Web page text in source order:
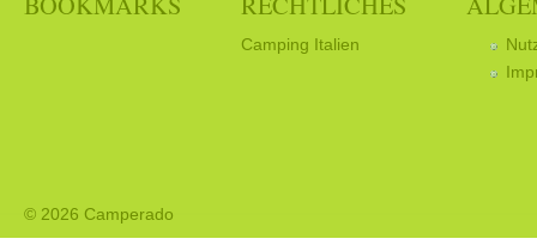
Camping Italien
© 2026 Camperado